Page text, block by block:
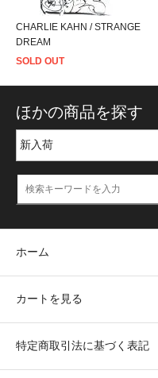
CHARLIE KAHN / STRANGE
DREAM
SOLD OUT
ほかの商品を探す
ホーム
カートを見る
特定商取引法に基づく表記